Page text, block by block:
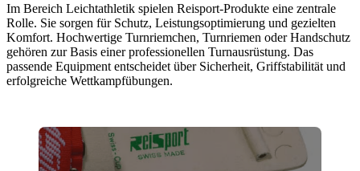
Im Bereich Leichtathletik spielen Reisport-Produkte eine zentrale
Rolle. Sie sorgen für Schutz, Leistungsoptimierung und gezielten
Komfort. Hochwertige Turnriemchen, Turnriemen oder Handschutz
gehören zur Basis einer professionellen Turnausrüstung. Das
passende Equipment entscheidet über Sicherheit, Griffstabilität und
erfolgreiche Wettkampfübungen.